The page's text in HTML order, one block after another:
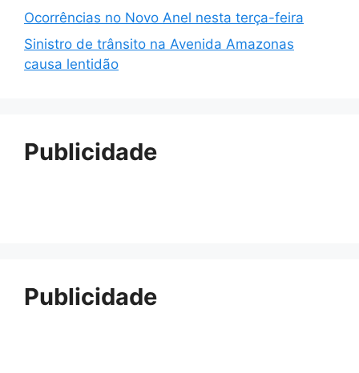
Ocorrências no Novo Anel nesta terça-feira
Sinistro de trânsito na Avenida Amazonas
causa lentidão
Publicidade
Publicidade